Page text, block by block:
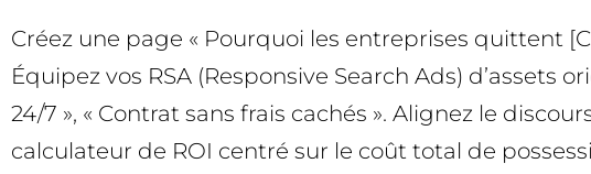
Créez une page « Pourquoi les entreprises quittent
Équipez vos RSA (Responsive Search Ads) d’assets
24/7 », « Contrat sans frais cachés ». Alignez le
calculateur de ROI centré sur le coût total de